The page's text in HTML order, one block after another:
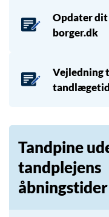
Opdater
borger.dk
Vejledning
tandlægetid
Tandpine
tandplejens
åbningstider